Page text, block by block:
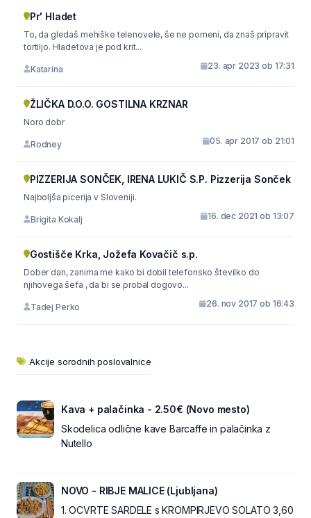
Pr' Hladet
To, da gledaš mehiške telenovele, še ne pomeni, da znaš pripravit
tortiljo. Hladetova je pod krit...
Katarina 23. apr 2023 ob 17:31
ŽLIČKA D.O.O. GOSTILNA KRZNAR
Noro dobr
Rodney 05. apr 2017 ob 21:01
PIZZERIJA SONČEK, IRENA LUKIČ S.P. Pizzerija Sonček
Najboljša picerija v Sloveniji.
Brigita Kokalj 16. dec 2021 ob 13:07
Gostišče Krka, Jožefa Kovačič s.p.
Dober dan, zanima me kako bi dobil telefonsko številko do
njihovega šefa , da bi se probal dogovo...
Tadej Perko 26. nov 2017 ob 16:43
Akcije sorodnih poslovalnice
Kava + palačinka - 2.50€ (Novo mesto)
Skodelica odlične kave Barcaffe in palačinka z
Nutello
NOVO - RIBJE MALICE (Ljubljana)
1. OCVRTE SARDELE s KROMPIRJEVO SOLATO 3,60